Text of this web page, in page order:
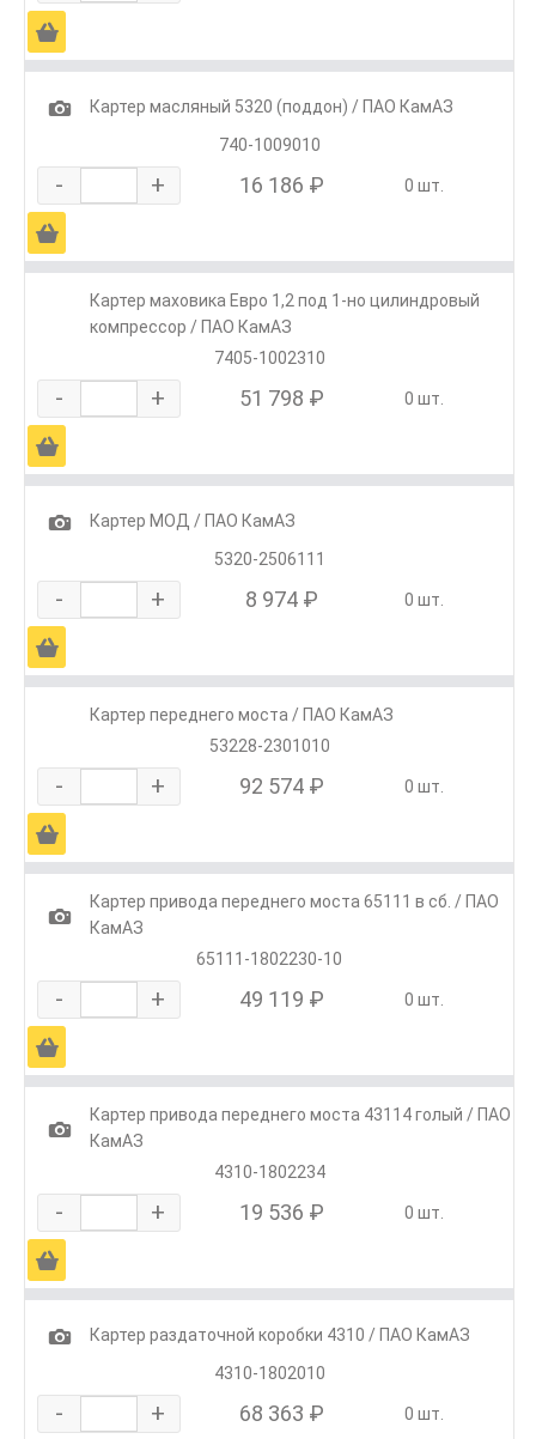
Ä
1
Картер масляный 5320 (поддон) / ПАО КамАЗ
740-1009010
- + 16 186 ₽ 0 шт.
Ä
Картер маховика Евро 1,2 под 1-но цилиндровый
компрессор / ПАО КамАЗ
7405-1002310
- + 51 798 ₽ 0 шт.
Ä
1
Картер МОД / ПАО КамАЗ
5320-2506111
- + 8 974 ₽ 0 шт.
Ä
Картер переднего моста / ПАО КамАЗ
53228-2301010
- + 92 574 ₽ 0 шт.
Ä
1
Картер привода переднего моста 65111 в сб. / ПАО
КамАЗ
65111-1802230-10
- + 49 119 ₽ 0 шт.
Ä
1
Картер привода переднего моста 43114 голый / ПАО
КамАЗ
4310-1802234
- + 19 536 ₽ 0 шт.
Ä
1
Картер раздаточной коробки 4310 / ПАО КамАЗ
4310-1802010
- + 68 363 ₽ 0 шт.